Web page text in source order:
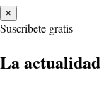
×
Suscríbete gratis
La